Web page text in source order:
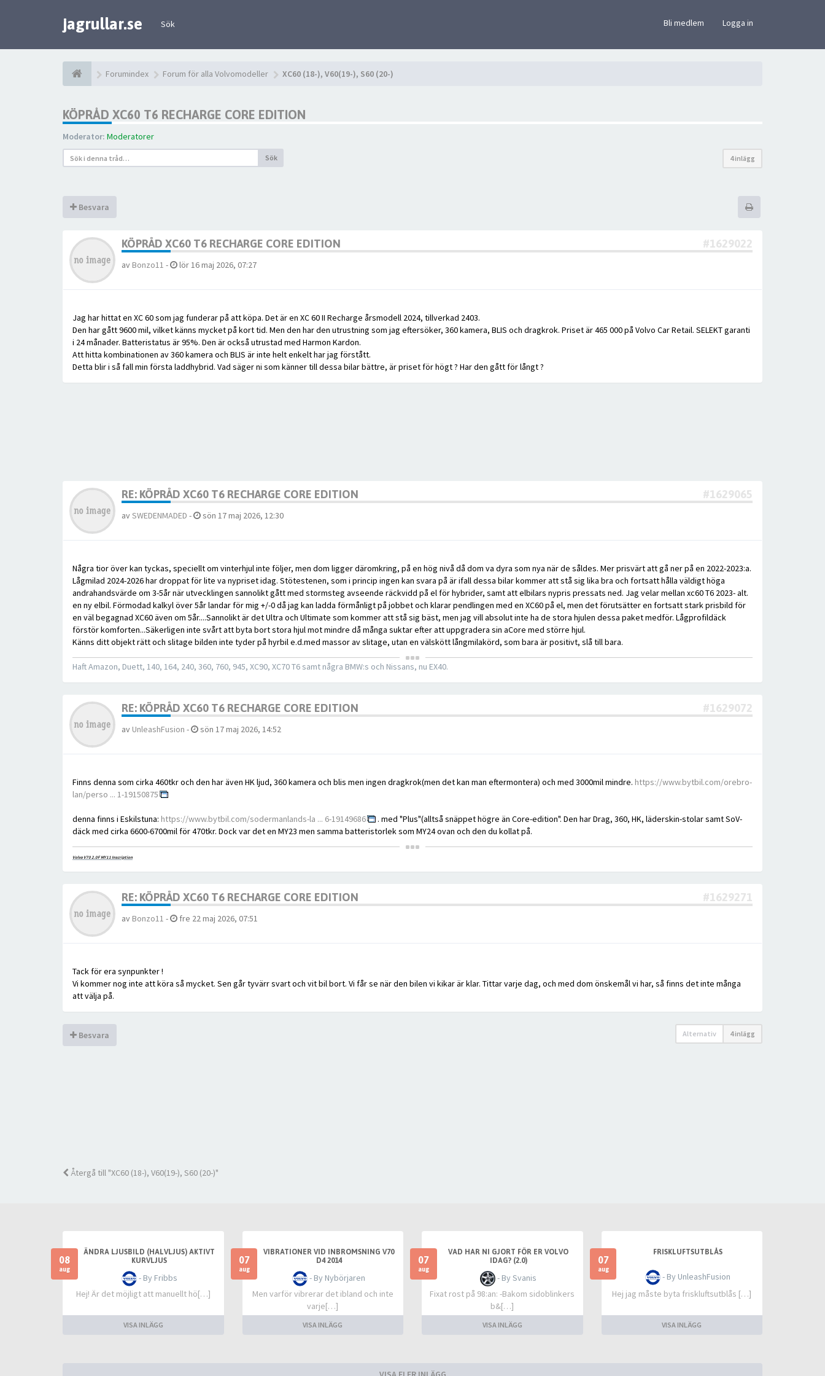
jagrullar.se Sök Bli medlem Logga in
Forumindex Forum för alla Volvomodeller XC60 (18-), V60(19-), S60 (20-)
KÖPRÅD XC60 T6 RECHARGE CORE EDITION
Moderator: Moderatorer
Sök 4 inlägg
Besvara
KÖPRÅD XC60 T6 RECHARGE CORE EDITION #1629022
av Bonzo11 - lör 16 maj 2026, 07:27
Jag har hittat en XC 60 som jag funderar på att köpa. Det är en XC 60 II Recharge årsmodell 2024, tillverkad 2403.
Den har gått 9600 mil, vilket känns mycket på kort tid. Men den har den utrustning som jag eftersöker, 360 kamera, BLIS och dragkrok. Priset är 465 000 på Volvo Car Retail. SELEKT garanti
i 24 månader. Batteristatus är 95%. Den är också utrustad med Harmon Kardon.
Att hitta kombinationen av 360 kamera och BLIS är inte helt enkelt har jag förstått.
Detta blir i så fall min första laddhybrid. Vad säger ni som känner till dessa bilar bättre, är priset för högt ? Har den gått för långt ?
RE: KÖPRÅD XC60 T6 RECHARGE CORE EDITION #1629065
avSWEDENMADED - sön 17 maj 2026, 12:30
Några tior över kan tyckas, speciellt om vinterhjul inte följer, men dom ligger däromkring, på en hög nivå då dom va dyra som nya när de såldes. Mer prisvärt att gå ner på en 2022-2023:a.
Lågmilad 2024-2026 har droppat för lite va nypriset idag. Stötestenen, som i princip ingen kan svara på är ifall dessa bilar kommer att stå sig lika bra och fortsatt hålla väldigt höga
andrahandsvärde om 3-5år när utvecklingen sannolikt gått med stormsteg avseende räckvidd på el för hybrider, samt att elbilars nypris pressats ned. Jag velar mellan xc60 T6 2023- alt.
en ny elbil. Förmodad kalkyl över 5år landar för mig +/-0 då jag kan ladda förmånligt på jobbet och klarar pendlingen med en XC60 på el, men det förutsätter en fortsatt stark prisbild för
en väl begagnad XC60 även om 5år....Sannolikt är det Ultra och Ultimate som kommer att stå sig bäst, men jag vill absolut inte ha de stora hjulen dessa paket medför. Lågprofildäck
förstör komforten...Säkerligen inte svårt att byta bort stora hjul mot mindre då många suktar efter att uppgradera sin aCore med större hjul.
Känns ditt objekt rätt och slitage bilden inte tyder på hyrbil e.d.med massor av slitage, utan en välskött långmilakörd, som bara är positivt, slå till bara.
Haft Amazon, Duett, 140, 164, 240, 360, 760, 945, XC90, XC70 T6 samt några BMW:s och Nissans, nu EX40.
RE: KÖPRÅD XC60 T6 RECHARGE CORE EDITION #1629072
av UnleashFusion - sön 17 maj 2026, 14:52
Finns denna som cirka 460tkr och den har även HK ljud, 360 kamera och blis men ingen dragkrok(men det kan man eftermontera) och med 3000mil mindre. https://www.bytbil.com/orebro-
lan/perso ... 1-19150875
denna finns i Eskilstuna: https://www.bytbil.com/sodermanlands-la ... 6-19149686
. med "Plus"(alltså snäppet högre än Core-edition". Den har Drag, 360, HK, läderskin-stolar samt SoV-
däck med cirka 6600-6700mil för 470tkr. Dock var det en MY23 men samma batteristorlek som MY24 ovan och den du kollat på.
Volvo V70 2.0F MY11 Inscription
RE: KÖPRÅD XC60 T6 RECHARGE CORE EDITION #1629271
av Bonzo11 - fre 22 maj 2026, 07:51
Tack för era synpunkter !
Vi kommer nog inte att köra så mycket. Sen går tyvärr svart och vit bil bort. Vi får se när den bilen vi kikar är klar. Tittar varje dag, och med dom önskemål vi har, så finns det inte många
att välja på.
Besvara Alternativ 4 inlägg
Återgå till "XC60 (18-), V60(19-), S60 (20-)"
08
aug
ÄNDRA LJUSBILD (HALVLJUS) AKTIVT
KURVLJUS
- By Fribbs
Hej! Är det möjligt att manuellt hö[…]
VISA INLÄGG
07
aug
VIBRATIONER VID INBROMSNING V70
D4 2014
- By Nybörjaren
Men varför vibrerar det ibland och inte
varje[…]
VISA INLÄGG
07
aug
VAD HAR NI GJORT FÖR ER VOLVO
IDAG? (2.0)
- By Svanis
Fixat rost på 98:an: -Bakom sidoblinkers
b&[…]
VISA INLÄGG
07
aug
FRISKLUFTSUTBLÅS
- By UnleashFusion
Hej jag måste byta friskluftsutblås […]
VISA INLÄGG